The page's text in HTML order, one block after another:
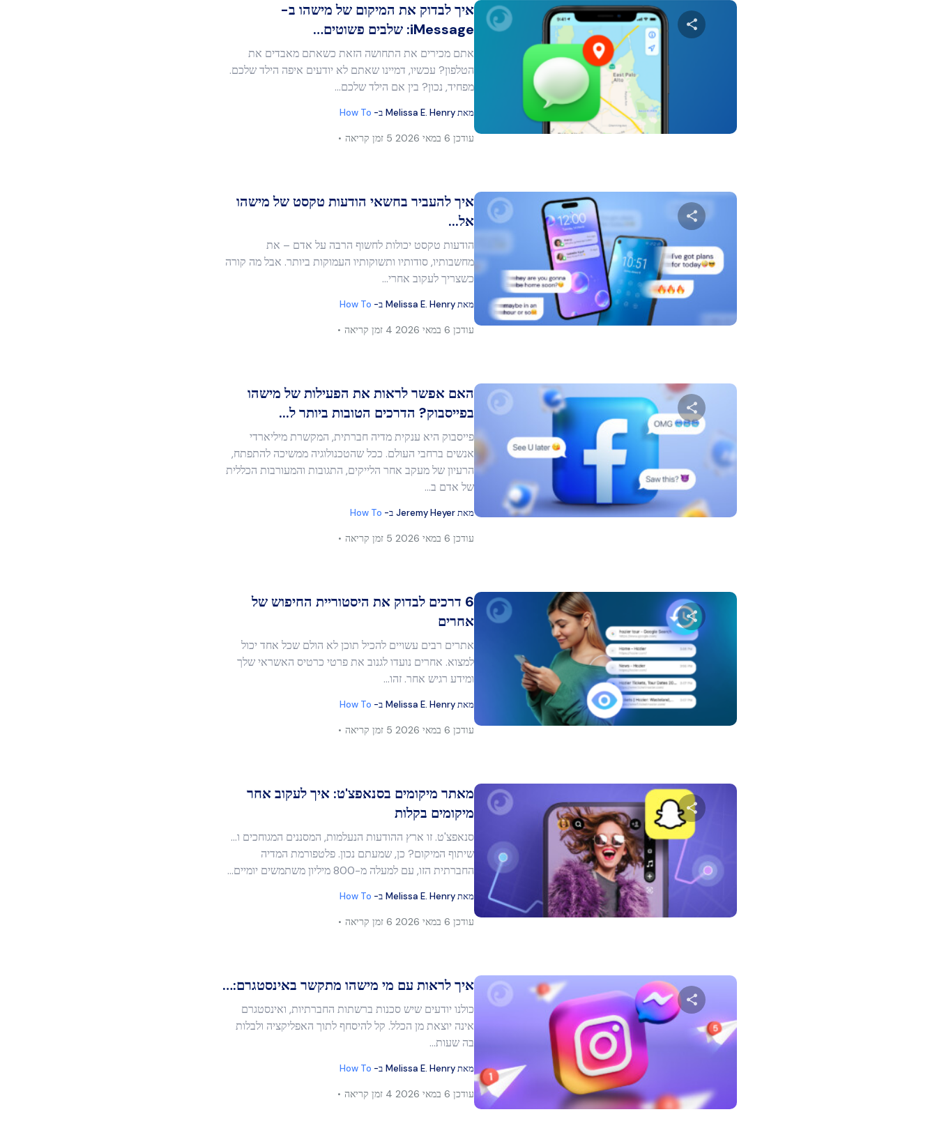
שתף מאמר זה
פייסבוק העתק קישור
איך לבדוק את המיקום של מישהו ב-
iMessage: שלבים פשוטים…
אתם מכירים את התחושה הזאת כשאתם מאבדים את
הטלפון? עכשיו, דמיינו שאתם לא יודעים איפה הילד שלכם.
מפחיד, נכון? בין אם הילד שלכם...
מאתMelissa E. Henry ב- How To
עודכן 5 זמן קריאה
שתף מאמר זה
פייסבוק העתק קישור
איך להעביר בחשאי הודעות טקסט של מישהו
אל...
הודעות טקסט יכולות לחשוף הרבה על אדם – את
מחשבותיו, סודותיו ותשוקותיו העמוקות ביותר. אבל מה קורה
כשצריך לעקוב אחרי…
מאתMelissa E. Henry ב- How To
עודכן 4 זמן קריאה
שתף מאמר זה
טוויטר פייסבוק העתק קישור
האם אפשר לראות את הפעילות של מישהו
בפייסבוק? הדרכים הטובות ביותר ל...
פייסבוק היא ענקית מדיה חברתית, המקשרת מיליארדי
אנשים ברחבי העולם. ככל שהטכנולוגיה ממשיכה להתפתח,
הרעיון של מעקב אחר הלייקים, התגובות והמעורבות הכללית
של אדם ב...
מאתJeremy Heyer ב- How To
עודכן 5 זמן קריאה
שתף מאמר זה
טוויטר פייסבוק העתק קישור
6 דרכים לבדוק את היסטוריית החיפוש של
אחרים
אתרים רבים עשויים להכיל תוכן לא הולם שכל אחד יכול
למצוא. אחרים נועדו לגנוב את פרטי כרטיס האשראי שלך
ומידע רגיש אחר. זהו…
מאתMelissa E. Henry ב- How To
עודכן 5 זמן קריאה
שתף מאמר זה
פייסבוק העתק קישור
מאתר מיקומים בסנאפצ'ט: איך לעקוב אחר
מיקומים בקלות
סנאפצ'ט. זו ארץ ההודעות הנעלמות, המסננים המגוחכים ו...
שיתוף המיקום? כן, שמעתם נכון. פלטפורמת המדיה
החברתית הזו, עם למעלה מ-800 מיליון משתמשים יומיים…
מאתMelissa E. Henry ב- How To
עודכן 6 זמן קריאה
שתף מאמר זה
טוויטר פייסבוק העתק קישור
איך לראות עם מי מישהו מתקשר באינסטגרם:…
כולנו יודעים שיש סכנות ברשתות החברתיות, ואינסטגרם
אינה יוצאת מן הכלל. קל להיסחף לתוך האפליקציה ולבלות
בה שעות...
מאתMelissa E. Henry ב- How To
עודכן 4 זמן קריאה